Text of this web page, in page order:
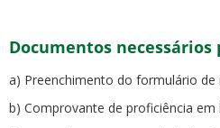
Documentos necessários
a) Preenchimento do formulário de
b) Comprovante de proficiência em